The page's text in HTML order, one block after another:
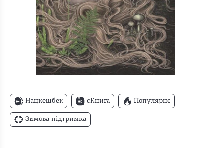
Нацкешбек єКнига Популярне
Зимова підтримка